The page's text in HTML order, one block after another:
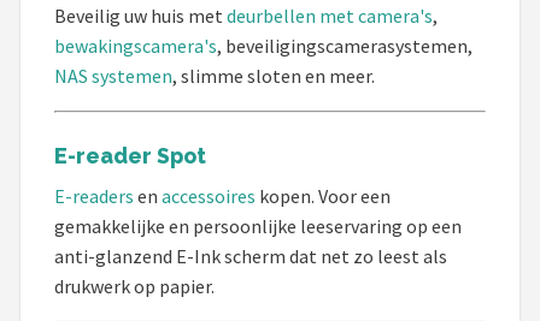
Alle merken →
Beveilig uw huis met deurbellen met camera's,
bewakingscamera's, beveiligingscamerasystemen,
NAS systemen, slimme sloten en meer.
E-reader Spot
E-readers en accessoires kopen. Voor een
gemakkelijke en persoonlijke leeservaring op een
anti-glanzend E-Ink scherm dat net zo leest als
drukwerk op papier.